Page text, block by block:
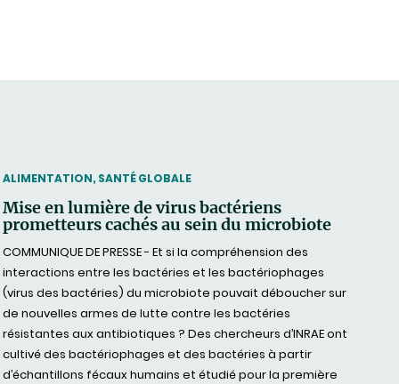
THEMATIC
ALIMENTATION, SANTÉ GLOBALE
Mise en lumière de virus bactériens
prometteurs cachés au sein du microbiote
COMMUNIQUE DE PRESSE - Et si la compréhension des
interactions entre les bactéries et les bactériophages
(virus des bactéries) du microbiote pouvait déboucher sur
de nouvelles armes de lutte contre les bactéries
résistantes aux antibiotiques ? Des chercheurs d’INRAE ont
cultivé des bactériophages et des bactéries à partir
d’échantillons fécaux humains et étudié pour la première